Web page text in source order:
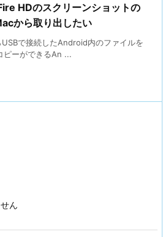
HDのスクリーンショットの
から取り出したい
で接続したAndroid内のファイルを
ピーができるAn ...
ん